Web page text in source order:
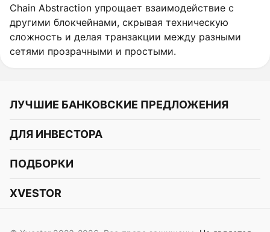
Chain Abstraction упрощает взаимодействие с
другими блокчейнами, скрывая техническую
сложность и делая транзакции между разными
сетями прозрачными и простыми.
ЛУЧШИЕ БАНКОВСКИЕ ПРЕДЛОЖЕНИЯ
Альфа-Банк
СБЕР
Газпромбанк
ДЛЯ ИНВЕСТОРА
Курс акций
Курс облигаций
ПОДБОРКИ
Подборки акций
XVESTOR